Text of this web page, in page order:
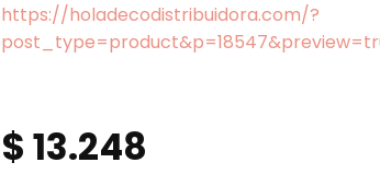
https://holadecodistribuidora.com/?
$13.248